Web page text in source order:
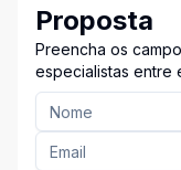
Proposta
Preencha os
especialistas entre